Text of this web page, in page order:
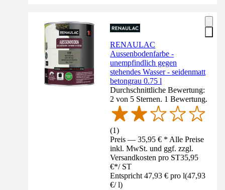
RENAULAC
Aussenbodenfarbe -
unempfindlich gegen
stehendes Wasser - seidenmatt
betongrau 0.75 l
Durchschnittliche Bewertung:
2 von 5 Sternen. 1 Bewertung.
(1)
Preis — 35,95 € * Alle Preise
inkl. MwSt. und ggf. zzgl.
Versandkosten pro ST35,95
€*/ ST
Entspricht 47,93 € pro l(47,93
€/ l)